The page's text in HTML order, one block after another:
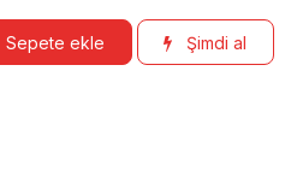
Sepete ekle Şimdi al